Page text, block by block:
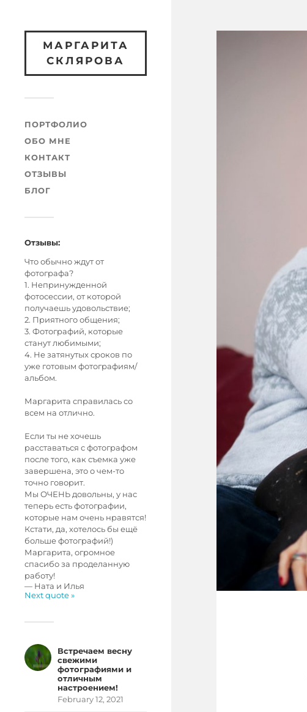
МАРГАРИТА
СКЛЯРОВА
ПОРТФОЛИО
ОБО МНЕ
КОНТАКТ
ОТЗЫВЫ
БЛОГ
Отзывы:
Что обычно ждут от
фотографа?
1. Непринужденной
фотосессии, от которой
получаешь удовольствие;
2. Приятного общения;
3. Фотографий, которые
станут любимыми;
4. Не затянутых сроков по
уже готовым фотографиям/
альбом.
Маргарита справилась со
всем на отлично.
Если ты не хочешь
расставаться с фотографом
после того, как съемка уже
завершена, это о чем-то
точно говорит.
Мы ОЧЕНЬ довольны, у нас
теперь есть фотографии,
которые нам очень нравятся!
Кстати, да, хотелось бы ещё
больше фотографий!)
Маргарита, огромное
спасибо за проделанную
работу!
— Ната и Илья
Next quote »
Встречаем весну
свежими
фотографиями и
отличным
настроением!
February 12, 2021